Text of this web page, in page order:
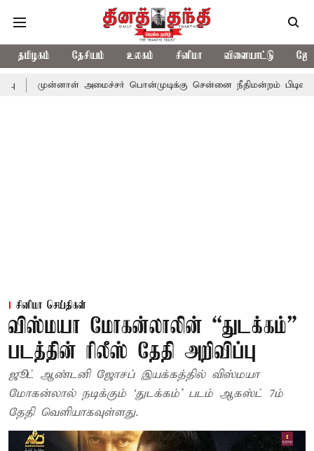
தமிழகம் தேசியம் உலகம் சினிமா விளையாட்டு
அமைச்சர் பொன்முடிக்கு சென்னை நீதிமன்றம் பிடிவாராண்ட்
சினிமா செய்திகள்
விஸ்மயா மோகன்லாலின் “துடக்கம்”
படத்தின் ரிலீஸ் தேதி அறிவிப்பு
ஜூட் ஆண்டனி ஜோசப் இயக்கத்தில் விஸ்மயா
மோகன்லால் நடிக்கும் ‘துடக்கம்’ படம் ஆகஸ்ட் 7ம்
தேதி வெளியாகவுள்ளது.